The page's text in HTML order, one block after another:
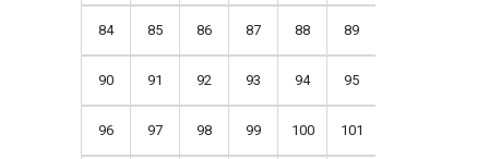
84 85 86 87 88 89
90 91 92 93 94 95
96 97 98 99 100 101